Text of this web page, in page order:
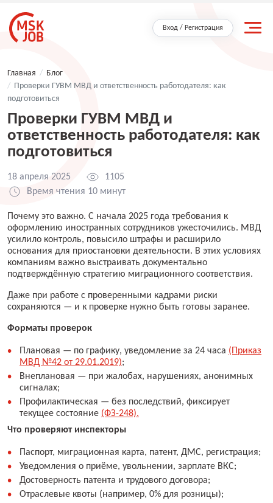
Вход / Регистрация
Главная / Блог
/ Проверки ГУВМ МВД и ответственность работодателя: как
подготовиться
Проверки ГУВМ МВД и
ответственность работодателя: как
подготовиться
18 апреля 2025
1105
Время чтения 10 минут
Почему это важно. С начала 2025 года требования к
оформлению иностранных сотрудников ужесточились. МВД
усилило контроль, повысило штрафы и расширило
основания для приостановки деятельности. В этих условиях
компаниям важно выстраивать документально
подтверждённую стратегию миграционного соответствия.
Даже при работе с проверенными кадрами риски
сохраняются — и к проверке нужно быть готовы заранее.
Форматы проверок
Плановая — по графику, уведомление за 24 часа (Приказ
МВД №42 от 29.01.2019);
Внеплановая — при жалобах, нарушениях, анонимных
сигналах;
Профилактическая — без последствий, фиксирует
текущее состояние (ФЗ-248).
Что проверяют инспекторы
Паспорт, миграционная карта, патент, ДМС, регистрация;
Уведомления о приёме, увольнении, зарплате ВКС;
Достоверность патента и трудового договора;
Отраслевые квоты (например, 0% для розницы);